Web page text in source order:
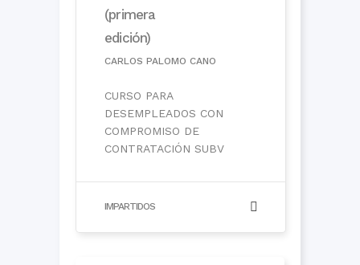
(primera
edición)
CARLOS PALOMO CANO
CURSO PARA
DESEMPLEADOS CON
COMPROMISO DE
CONTRATACIÓN SUBV
IMPARTIDOS